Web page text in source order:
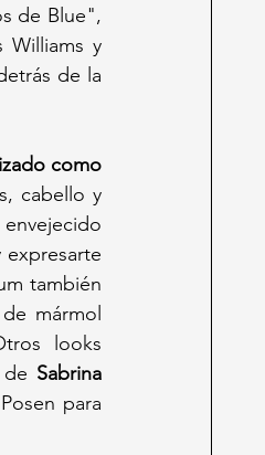
de Blue",
Williams y
de la
como
cabello y
también
mármol
looks
Sabrina
para